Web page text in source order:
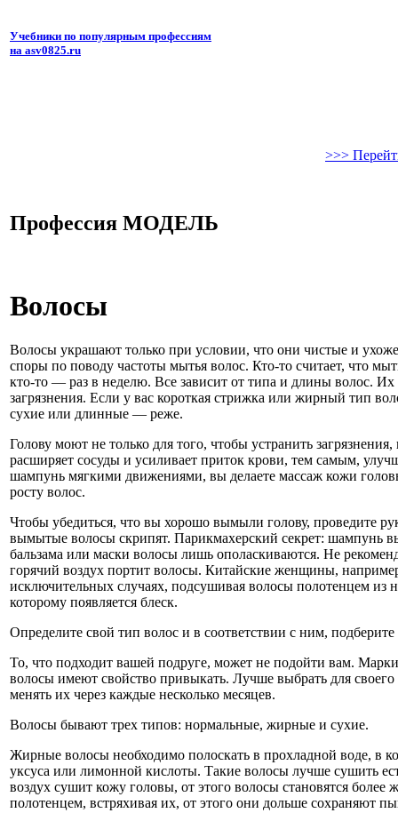
Учебники по популярным профессиям
на asv0825.ru
>>>
Профессия МОДЕЛЬ
Волосы
Волосы украшают только при условии, что они чистые и
споры по поводу частоты мытья волос. Кто-то считает, что
кто-то — раз в неделю. Все зависит от типа и длины волос. Их
загрязнения. Если у вас короткая стрижка или жирный тип
сухие или длинные — реже.
Голову моют не только для того, чтобы устранить
расширяет сосуды и усиливает приток крови, тем самым,
шампунь мягкими движениями, вы делаете массаж кожи
росту волос.
Чтобы убедиться, что вы хорошо вымыли голову, проведите
вымытые волосы скрипят. Парикмахерский секрет: шампунь
бальзама или маски волосы лишь ополаскиваются. Не
горячий воздух портит волосы. Китайские женщины,
исключительных случаях, подсушивая волосы полотенцем из
которому появляется блеск.
Определите свой тип волос и в соответствии с ним,
То, что подходит вашей подруге, может не подойти вам.
волосы имеют свойство привыкать. Лучше выбрать для
менять их через каждые несколько месяцев.
Волосы бывают трех типов: нормальные, жирные и сухие.
Жирные волосы необходимо полоскать в прохладной воде, в
уксуса или лимонной кислоты. Такие волосы лучше сушить
воздух сушит кожу головы, от этого волосы становятся
полотенцем, встряхивая их, от этого они дольше сохраняют